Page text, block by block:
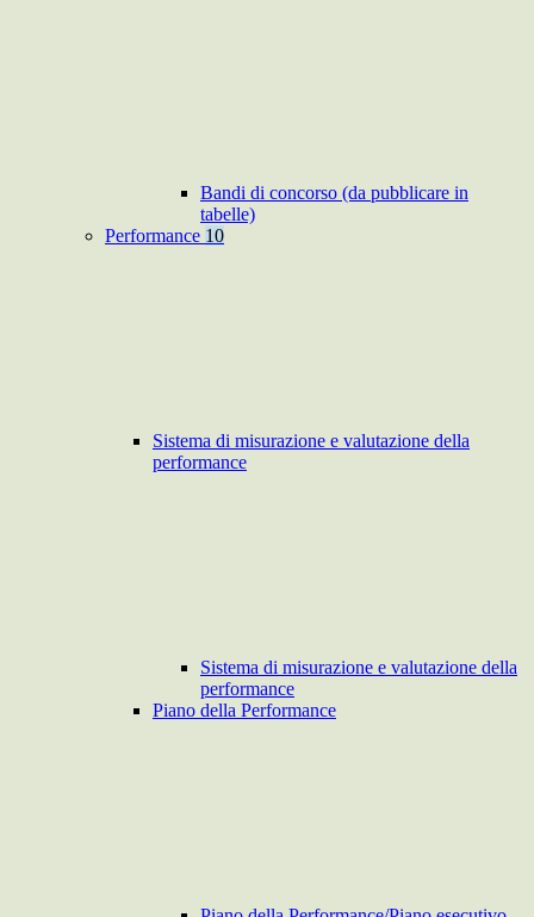
Bandi di concorso (da pubblicare in
tabelle)
Performance 10
Sistema di misurazione e valutazione della
performance
Sistema di misurazione e valutazione della
performance
Piano della Performance